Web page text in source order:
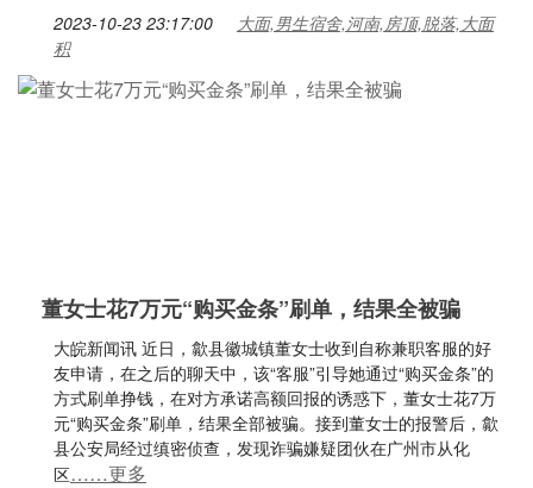
2023-10-23 23:17:00
大面,男生宿舍,河南,房顶,脱落,大面
积
董女士花7万元“购买金条”刷单，结果全被骗
大皖新闻讯 近日，歙县徽城镇董女士收到自称兼职客服的好
友申请，在之后的聊天中，该“客服”引导她通过“购买金条”的
方式刷单挣钱，在对方承诺高额回报的诱惑下，董女士花7万
元“购买金条”刷单，结果全部被骗。接到董女士的报警后，歙
县公安局经过缜密侦查，发现诈骗嫌疑团伙在广州市从化
区……更多